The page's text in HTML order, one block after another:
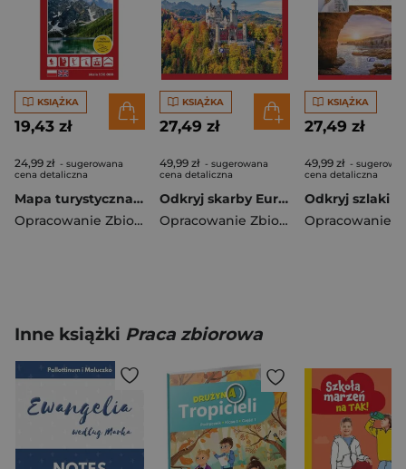
KSIĄŻKA
19,43 zł
24,99 zł - sugerowana
cena detaliczna
Mapa turystyczna Tatry Polskie 1:30 000
Opracowanie Zbiorowe
KSIĄŻKA
27,49 zł
49,99 zł - sugerowana
cena detaliczna
Odkryj skarby Europy
Opracowanie Zbiorowe
KSIĄŻKA
27,49 zł
49,99 zł -
cena detaliczna
Inne książki Praca zbiorowa